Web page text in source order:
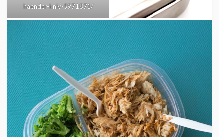
haender-kniv-5971871/